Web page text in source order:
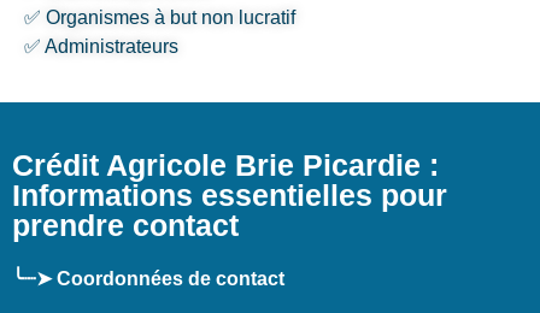
✅ Organismes à but non lucratif
✅ Administrateurs
Crédit Agricole Brie Picardie :
Informations essentielles pour
prendre contact
╰┈➤ Coordonnées de contact